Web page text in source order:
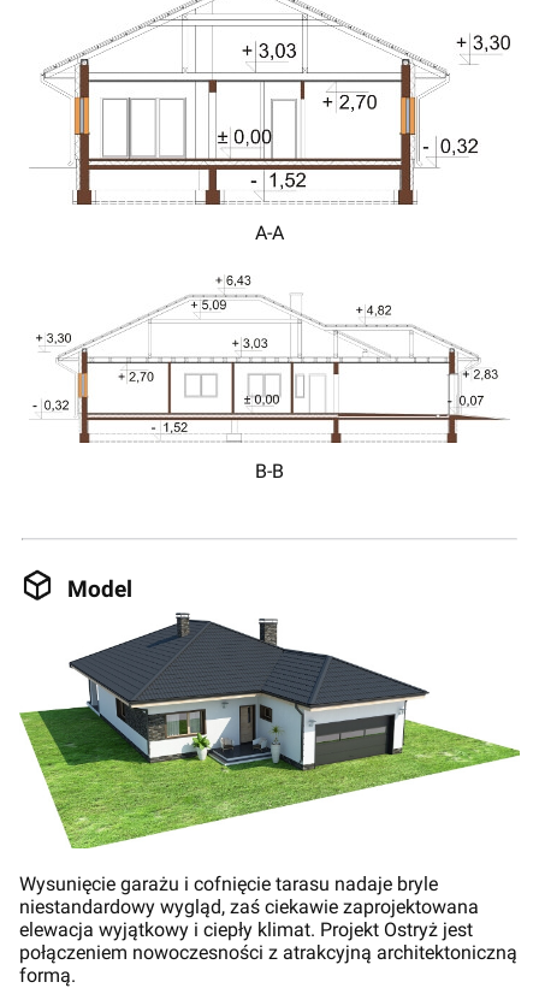
A-A
B-B
Model
Wysunięcie garażu i cofnięcie tarasu nadaje bryle
niestandardowy wygląd, zaś ciekawie zaprojektowana
elewacja wyjątkowy i ciepły klimat. Projekt Ostryż jest
połączeniem nowoczesności z atrakcyjną architektoniczną
formą.